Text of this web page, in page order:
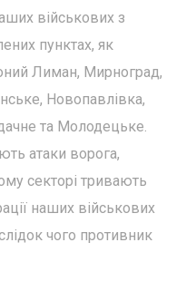
військових з
пунктах, як
Лиман, Мирноград,
Новопавлівка,
та Молодецьке.
атаки ворога,
секторі тривають
наших військових
чого противник